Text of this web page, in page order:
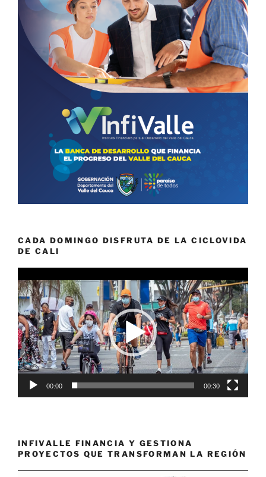
CADA DOMINGO DISFRUTA DE LA CICLOVIDA
DE CALI
de
vídeo
00:00 00:30
INFIVALLE FINANCIA Y GESTIONA
PROYECTOS QUE TRANSFORMAN LA REGIÓN